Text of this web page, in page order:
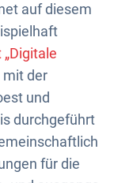
auf diesem
mit der
und
durchgeführt
für die